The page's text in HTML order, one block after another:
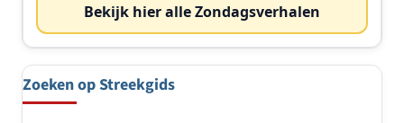
Bekijk hier alle Zondagsverhalen
Zoeken op Streekgids